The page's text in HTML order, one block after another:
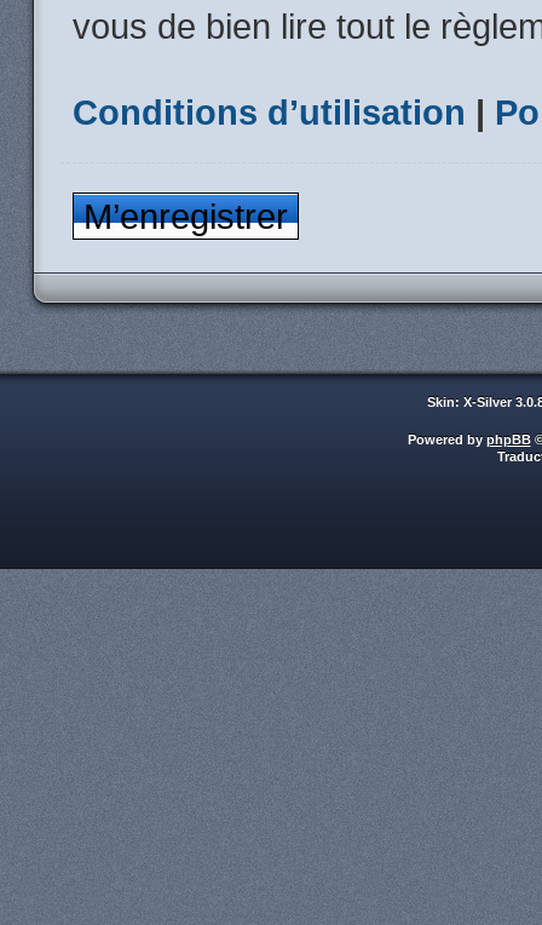
vous de bien lire tout le
Conditions d’utilisation |
M’enregistrer
Skin: X-Silver
Powered by phpBB©